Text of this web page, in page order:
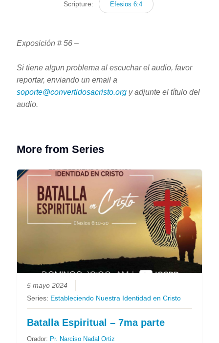
Scripture: Efesios 6:4
Exposición # 56 –
Si tiene algun problema al escuchar el audio, favor
reportar, enviando un email a
soporte@convertidosacristo.orgy adjunte el título del
audio.
More from Series
5 mayo 2024
Series: Estableciendo Nuestra Identidad en Cristo
Batalla Espiritual – 7ma parte
Orador: Pr. Narciso Nadal Ortiz